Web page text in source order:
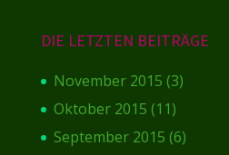
DIE LETZTEN BEITRÄGE
November 2015 (3)
Oktober 2015 (11)
September 2015 (6)